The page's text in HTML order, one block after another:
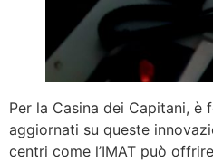
Per la Casina dei Capitani, è
aggiornati su queste
centri come l’IMAT può